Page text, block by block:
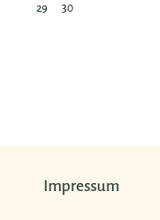
29
30
Impressum